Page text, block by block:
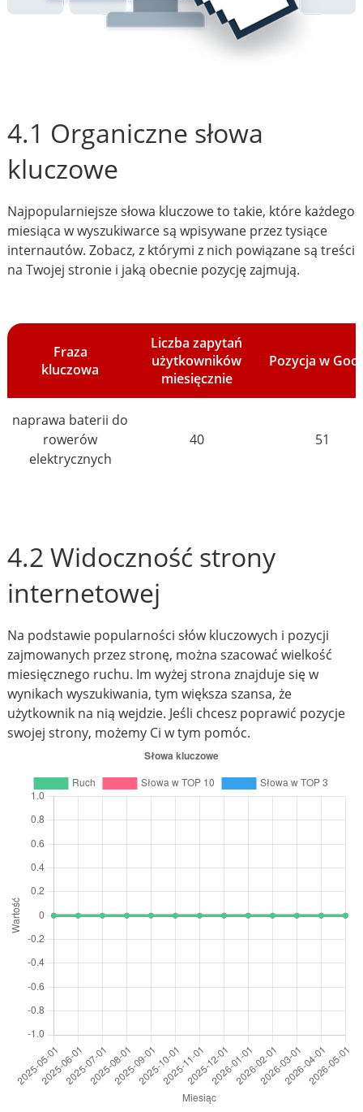
4.1 Organiczne słowa
kluczowe
Najpopularniejsze słowa kluczowe to takie, które każdego
miesiąca w wyszukiwarce są wpisywane przez tysiące
internautów. Zobacz, z którymi z nich powiązane są treści
na Twojej stronie i jaką obecnie pozycję zajmują.
Fraza
kluczowa
Liczba zapytań
użytkowników
miesięcznie
Pozycja w
naprawa baterii do
rowerów
elektrycznych
40 51
4.2 Widoczność strony
internetowej
Na podstawie popularności słów kluczowych i pozycji
zajmowanych przez stronę, można szacować wielkość
miesięcznego ruchu. Im wyżej strona znajduje się w
wynikach wyszukiwania, tym większa szansa, że
użytkownik na nią wejdzie. Jeśli chcesz poprawić pozycje
swojej strony, możemy Ci w tym pomóc.